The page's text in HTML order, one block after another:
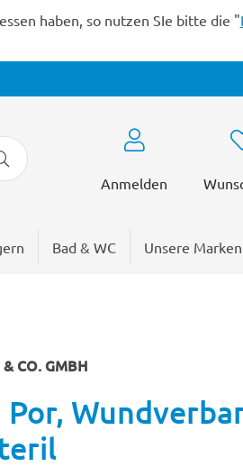
haben, so nutzen SIe bitte die "
Anmelden
Bad & WC Unsere Marken
& CO. GMBH